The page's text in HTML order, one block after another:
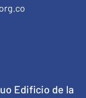
Edificio de la